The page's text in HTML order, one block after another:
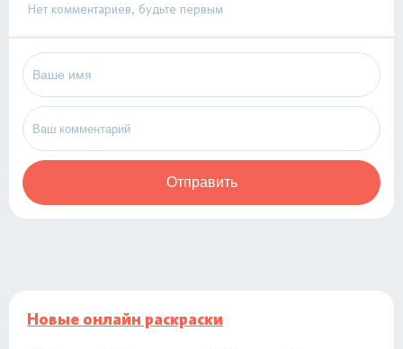
Нет комментариев, будьте первым
Отправить
Новые онлайн раскраски